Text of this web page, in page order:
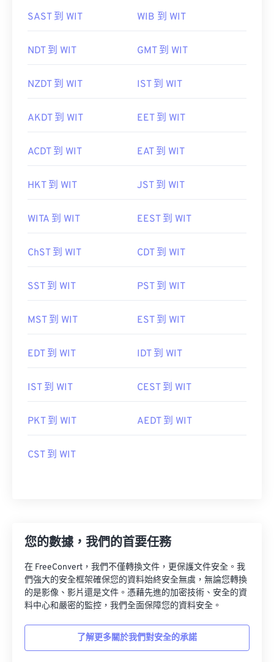
SAST 到 WIT WIB 到 WIT
NDT 到 WIT GMT 到 WIT
NZDT 到 WIT IST 到 WIT
AKDT 到 WIT EET 到 WIT
ACDT 到 WIT EAT 到 WIT
HKT 到 WIT JST 到 WIT
WITA 到 WIT EEST 到 WIT
ChST 到 WIT CDT 到 WIT
SST 到 WIT PST 到 WIT
MST 到 WIT EST 到 WIT
EDT 到 WIT IDT 到 WIT
IST 到 WIT CEST 到 WIT
PKT 到 WIT AEDT 到 WIT
CST 到 WIT
您的數據，我們的首要任務
在 FreeConvert，我們不僅轉換文件，更保護文件安全。我
們強大的安全框架確保您的資料始終安全無虞，無論您轉換
的是影像、影片還是文件。憑藉先進的加密技術、安全的資
料中心和嚴密的監控，我們全面保障您的資料安全。
了解更多關於我們對安全的承諾